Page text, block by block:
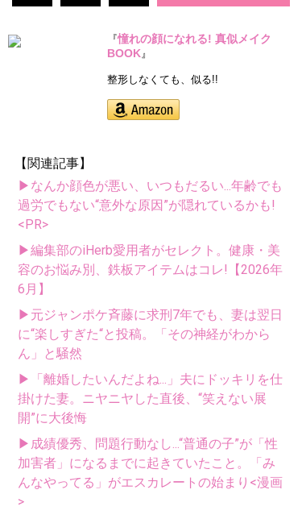
『憧れの顔になれる! 真似メイク
BOOK 』
整形しなくても、似る!!
【関連記事】
▶なんか顔色が悪い、いつもだるい...年齢でも
過労でもない“意外な原因”が隠れているかも!
<PR>
▶編集部のiHerb愛用者がセレクト。健康・美
容のお悩み別、鉄板アイテムはコレ!【2026年
6月】
▶元ジャンポケ斉藤に求刑7年でも、妻は翌日
に“楽しすぎた“と投稿。「その神経がわから
ん」と騒然
▶「離婚したいんだよね...」夫にドッキリを仕
掛けた妻。ニヤニヤした直後、“笑えない展
開”に大後悔
▶成績優秀、問題行動なし...“普通の子”が「性
加害者」になるまでに起きていたこと。「み
んなやってる」がエスカレートの始まり<漫画
>